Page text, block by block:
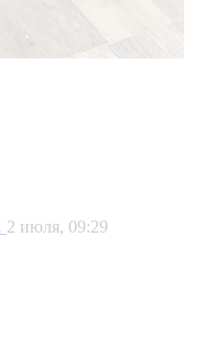
2 июля, 09:29